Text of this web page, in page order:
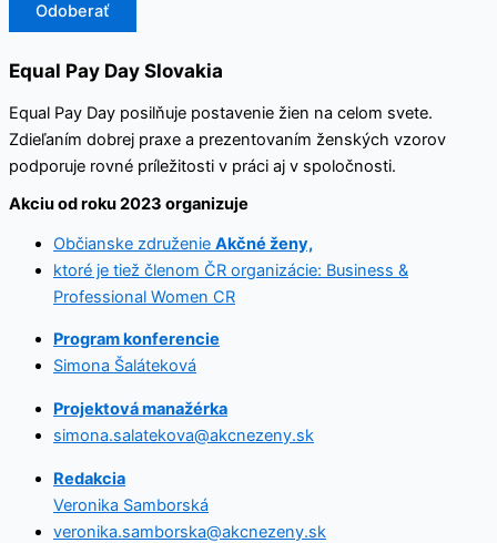
Odoberať
Equal Pay Day Slovakia
Equal Pay Day posilňuje postavenie žien na celom svete.
Zdieľaním dobrej praxe a prezentovaním ženských vzorov
podporuje rovné príležitosti v práci aj v spoločnosti.
Akciu od roku 2023 organizuje
Občianske združenie Akčné ženy,
ktoré je tiež členom ČR organizácie: Business &
Professional Women CR
Program konferencie
Simona Šaláteková
Projektová manažérka
simona.salatekova@akcnezeny.sk
Redakcia
Veronika Samborská
veronika.samborska@akcnezeny.sk